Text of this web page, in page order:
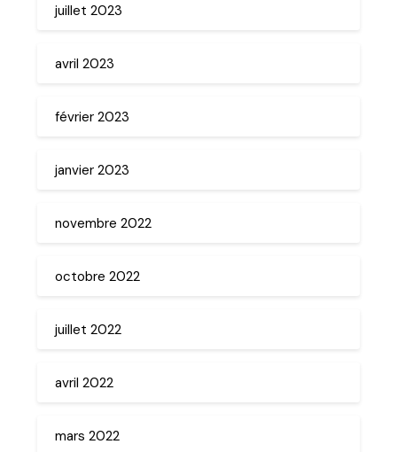
juillet 2023
avril 2023
février 2023
janvier 2023
novembre 2022
octobre 2022
juillet 2022
avril 2022
mars 2022